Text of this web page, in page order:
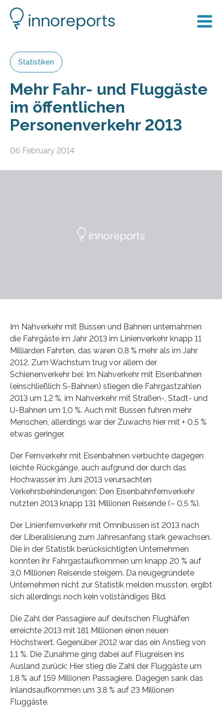
Statistiken
Mehr Fahr- und Fluggäste
im öffentlichen
Personenverkehr 2013
06 February 2014
Im Nahverkehr mit Bussen und Bahnen unternahmen
die Fahrgäste im Jahr 2013 im Linienverkehr knapp 11
Milliarden Fahrten, das waren 0,8 % mehr als im Jahr
2012. Zum Wachstum trug vor allem der
Schienenverkehr bei: Im Nahverkehr mit Eisenbahnen
(einschließlich S-Bahnen) stiegen die Fahrgastzahlen
2013 um 1,2 %, im Nahverkehr mit Straßen-, Stadt- und
U-Bahnen um 1,0 %. Auch mit Bussen fuhren mehr
Menschen, allerdings war der Zuwachs hier mit + 0,5 %
etwas geringer.
Der Fernverkehr mit Eisenbahnen verbuchte dagegen
leichte Rückgänge, auch aufgrund der durch das
Hochwasser im Juni 2013 verursachten
Verkehrsbehinderungen: Den Eisenbahnfernverkehr
nutzten 2013 knapp 131 Millionen Reisende (– 0,5 %).
Der Linienfernverkehr mit Omnibussen ist 2013 nach
der Liberalisierung zum Jahresanfang stark gewachsen.
Die in der Statistik berücksichtigten Unternehmen
konnten ihr Fahrgastaufkommen um knapp 20 % auf
3,0 Millionen Reisende steigern. Da neugegründete
Unternehmen nicht zur Statistik melden mussten, ergibt
sich allerdings noch kein vollständiges Bild.
Die Zahl der Passagiere auf deutschen Flughäfen
erreichte 2013 mit 181 Millionen einen neuen
Höchstwert. Gegenüber 2012 war das ein Anstieg von
1,1 %. Die Zunahme ging dabei auf Flugreisen ins
Ausland zurück: Hier stieg die Zahl der Fluggäste um
1,8 % auf 159 Millionen Passagiere. Dagegen sank das
Inlandsaufkommen um 3,8 % auf 23 Millionen
Fluggäste.